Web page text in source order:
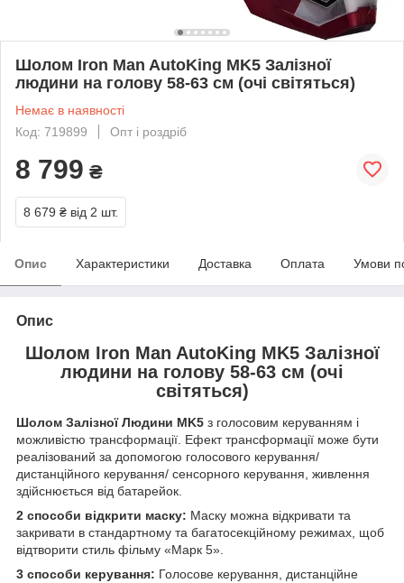
Шолом Iron Man AutoKing MK5 Залізної
людини на голову 58-63 см (очі світяться)
Немає в наявності
Код: 719899
Опт і роздріб
8 799 ₴
8 679 ₴ від 2 шт.
Опис Характеристики Доставка Оплата Умови
Опис
Шолом Iron Man AutoKing MK5 Залізної
людини на голову 58-63 см (очі
світяться)
Шолом Залізної Людини MK5 з голосовим керуванням і
можливістю трансформації. Ефект трансформації може бути
реалізований за допомогою голосового керування/
дистанційного керування/ сенсорного керування, живлення
здійснюється від батарейок.
2 способи відкрити маску: Маску можна відкривати та
закривати в стандартному та багатосекційному режимах, щоб
відтворити стиль фільму «Марк 5».
3 способи керування: Голосове керування, дистанційне